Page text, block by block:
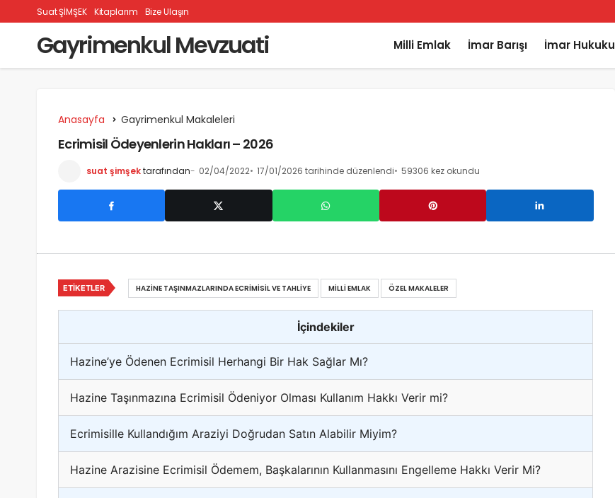
Suat ŞİMŞEK Kitaplarım Bize Ulaşın
Gayrimenkul Mevzuati Milli Emlak İmar Barışı İmar Hukuku
Anasayfa Gayrimenkul Makaleleri
Ecrimisil Ödeyenlerin Hakları – 2026
suat şimşektarafından 02/04/2022 17/01/2026 tarihinde düzenlendi 59306 kez okundu
İçindekiler
Hazine’ye Ödenen Ecrimisil Herhangi Bir Hak Sağlar Mı?
Hazine Taşınmazına Ecrimisil Ödeniyor Olması Kullanım Hakkı Verir mi?
Ecrimisille Kullandığım Araziyi Doğrudan Satın Alabilir Miyim?
Hazine Arazisine Ecrimisil Ödemem, Başkalarının Kullanmasını Engelleme Hakkı Verir Mi?
ETIKETLER HAZINE TAŞINMAZLARINDA ECRIMISIL VE TAHLIYE MILLI EMLAK ÖZEL MAKALELER